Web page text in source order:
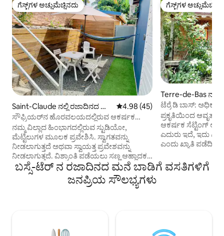
ಗೆಸ್ಟ್‌ಗಳ ಅಚ್ಚುಮೆಚ್ಚಿನದು
ಗೆಸ್ಟ್‌ಗಳ ಅಚ್ಚುಮೆಚ್ಚಿನದು
Saint-Claude ನಲ್ಲಿ ರಜಾದಿನದ ಮ
ನೆ
5 ರಲ್ಲಿ 4.98 ಸರಾಸರಿ ರೇಟಿಂಗ್, 45
4.98 (45)
ಸೌಫ್ರಿಯರ್‌ನ ಹೊರವಲಯದಲ್ಲಿರುವ ಆಕರ್ಷಕ
ಸ್ಟುಡಿಯೋ 1/2 p
ನಮ್ಮ ವಿಲ್ಲಾದ ಹಿಂಭಾಗದಲ್ಲಿರುವ ಸ್ಟುಡಿಯೋ,
ಮೆಟ್ಟಿಲುಗಳ ಮೂಲಕ ಪ್ರವೇಶಿಸಿ. ಸ್ವಾಗತವನ್ನು
ನೀಡಲಾಗುತ್ತದೆ ಅಥವಾ ಸ್ವಾಯತ್ತ ಪ್ರವೇಶವನ್ನು
ನೀಡಲಾಗುತ್ತದೆ. ವಿಶ್ರಾಂತಿ ಪಡೆಯಲು ಸಣ್ಣ ಆಹ್ಲಾದಕರ
ಅಂಗಳವನ್ನು ವ್ಯವಸ್ಥೆಗೊಳಿಸಲಾಗಿದೆ. BZ ಸೋಫಾ
ಹಾಸಿಗೆ, ಮಿನಿ ಲಿವಿಂಗ್ ರೂಮ್, ಊಟದ ಪ್ರದೇಶ
ಮತ್ತು ಸುಸಜ್ಜಿತ ಅಡುಗೆಮನೆ ಹೊಂದಿರುವ ಹೊಸ
ಗೆಸ್ಟ್‌ಗಳ
ಗೆಸ್ಟ್‌ಗಳ
Terre-de-Bas
ನೆ
ಟೆರ್ರೆ ಡಿ ಬಾಸ್:
ಪ್ರಕೃತಿಯಿಂದ
ಆಕರ್ಷಕ ಸೆಟ್ಟಿಂಗ್
ಎದುರು ಇದೆ, ಇದು
ಎಂದು ಖ್ಯಾತಿ ಪಡೆದಿದೆ. ಈ ಕ್ರಿಯೋಲ್ ಗುಡಿಸಲು
ನೀರು ಮತ್ತು
ನೀರು ಮತ್ತು ಸೌರ ವಿದ್ಯುತ್). ಹಸಿರು
ಸಲಕರಣೆಗಳನ್ನು ನಿಮಗೆ
ಬಸ್ಸೆ-ಟೆರ್ ನ ರಜಾದಿನದ ಮನೆ ಬಾಡಿಗೆ ವಸತಿಗಳಿಗೆ
ಜನಪ್ರಿಯ ಸೌಲಭ್ಯಗಳು